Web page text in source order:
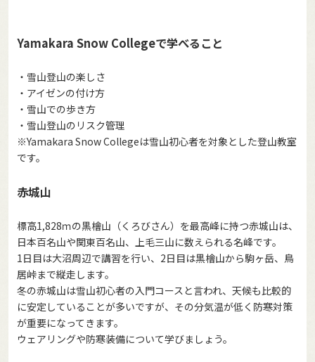
Yamakara Snow Collegeで学べること
・雪山登山の楽しさ
・アイゼンの付け方
・雪山での歩き方
・雪山登山のリスク管理
※Yamakara Snow Collegeは雪山初心者を対象とした登山教室
です。
赤城山
標高1,828ｍの黒檜山（くろびさん）を最高峰に持つ赤城山は、
日本百名山や関東百名山、上毛三山に数えられる名峰です。
1日目は大沼周辺で講習を行い、2日目は黒檜山から駒ヶ岳、鳥
居峠まで縦走します。
冬の赤城山は雪山初心者の入門コースと言われ、天候も比較的
に安定していることが多いですが、その分気温が低く防寒対策
が重要になってきます。
ウェアリングや防寒装備について学びましょう。